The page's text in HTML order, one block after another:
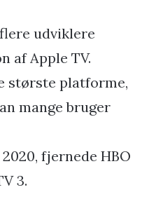
udviklere
af Apple TV.
største platforme,
mange bruger
fjernede HBO
3.